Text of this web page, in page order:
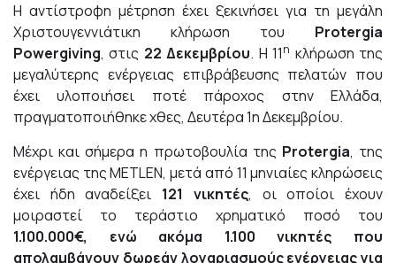
Η αντίστροφη μέτρηση έχει ξεκινήσει για τη μεγάλη
Χριστουγεννιάτικη κλήρωση του Protergia
Powergiving, στις 22 Δεκεμβρίου. Η 11η κλήρωση της
μεγαλύτερης ενέργειας επιβράβευσης πελατών που
έχει υλοποιήσει ποτέ πάροχος στην Ελλάδα,
πραγματοποιήθηκε χθες, Δευτέρα 1η Δεκεμβρίου.
Μέχρι και σήμερα η πρωτοβουλία της Protergia, της
ενέργειας τηςMETLEN, μετά από 11 μηνιαίες κληρώσεις
έχει ήδη αναδείξει 121 νικητές, οι οποίοι έχουν
μοιραστεί το τεράστιο χρηματικό ποσό του
1.100.000€, ενώ ακόμα 1.100 νικητές που
απολαμβάνουν δωρεάν λογαριασμούς ενέργειας για